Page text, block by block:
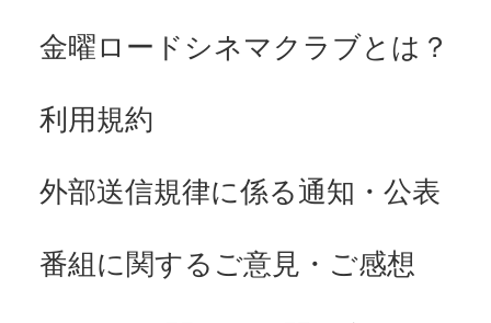
金曜ロードシネマクラブとは？
利用規約
外部送信規律に係る通知・公表
番組に関するご意見・ご感想